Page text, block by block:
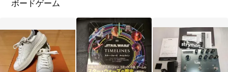
ボードゲーム